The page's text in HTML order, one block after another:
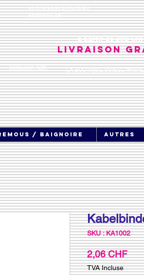
vers la page principale
badewell.ch
livraison 48h
à partir de 200
Livraison
LA BOUTIQUE SUISSE
/ baignoire Autres
SKU : KA1002
2,06 CHFPrix
TVA Incluse